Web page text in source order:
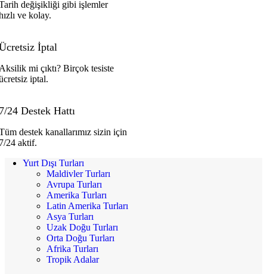
değişikliği gibi işlemler
ve kolay.
İptal
mi çıktı? Birçok tesiste
iptal.
24 Destek Hattı
destek kanallarımız sizin için
24 aktif.
Yurt Dışı Turları
Maldivler Turları
Avrupa Turları
Amerika Turları
Latin Amerika Turları
Asya Turları
Uzak Doğu Turları
Orta Doğu Turları
Afrika Turları
Tropik Adalar